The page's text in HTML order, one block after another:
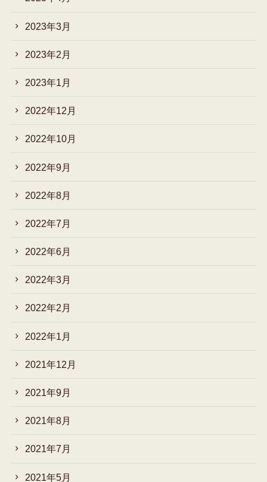
2023年3月
2023年2月
2023年1月
2022年12月
2022年10月
2022年9月
2022年8月
2022年7月
2022年6月
2022年3月
2022年2月
2022年1月
2021年12月
2021年9月
2021年8月
2021年7月
2021年5月